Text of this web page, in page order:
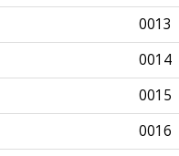
0013
0014
0015
0016